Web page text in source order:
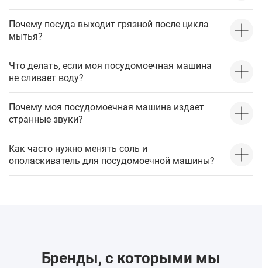
Почему посуда выходит грязной после цикла
мытья?
Что делать, если моя посудомоечная машина
не сливает воду?
Почему моя посудомоечная машина издает
странные звуки?
Как часто нужно менять соль и
ополаскиватель для посудомоечной машины?
Бренды, с которыми мы